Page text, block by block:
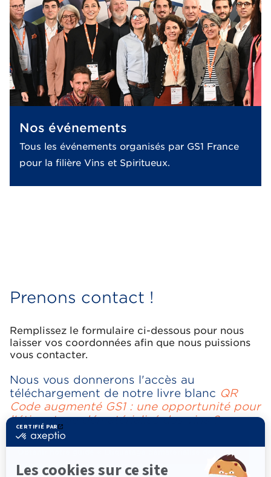
Nos événements
Tous les événements organisés par GS1 France
pour la filière Vins et Spiritueux.
Prenons contact !
Remplissez le formulaire ci-dessous pour nous
laisser vos coordonnées afin que nous puissions
vous contacter.
Nous vous donnerons l'accès au
téléchargement de notre livre blanc QR
Code augmenté GS1 : une opportunité pour
l'étiquetage dématérialisé des vins ?
Obtenir notre guide « Etiquetage dématérialisé des vins »